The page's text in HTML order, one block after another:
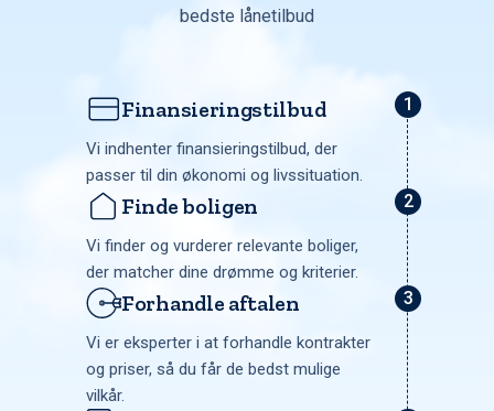
bedste lånetilbud
Finansieringstilbud
Vi indhenter finansieringstilbud, der
passer til din økonomi og livssituation.
Finde boligen
Vi finder og vurderer relevante boliger,
der matcher dine drømme og kriterier.
Forhandle aftalen
Vi er eksperter i at forhandle kontrakter
og priser, så du får de bedst mulige
vilkår.